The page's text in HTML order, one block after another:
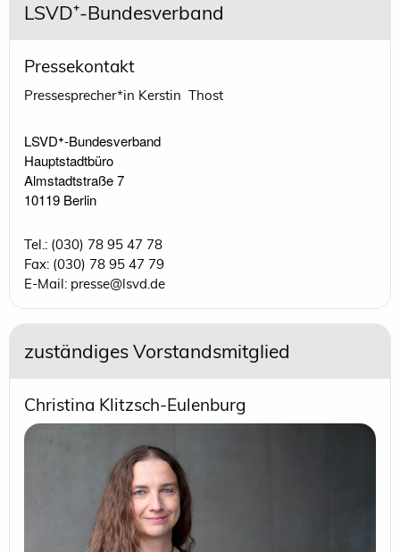
LSVD⁺-Bundesverband
Pressekontakt
Pressesprecher*in Kerstin Thost
LSVD⁺-Bundesverband
Hauptstadtbüro
Almstadtstraße 7
10119 Berlin
Tel.: (030) 78 95 47 78
Fax: (030) 78 95 47 79
E-Mail: presse@lsvd.de
zuständiges Vorstandsmitglied
Christina Klitzsch-Eulenburg